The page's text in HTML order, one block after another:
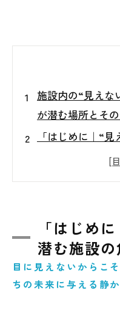
施設内の“見え
が潜む場所とそ
「はじめに｜“
ホテル・旅館で
飲食店・厨房設
工場・倉庫にお
カビ被害を防ぐ
「はじめ
潜む施設
目に見えないからこ
ちの未来に与える静